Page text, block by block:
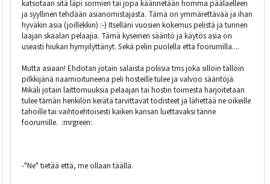
katsotaan sitä läpi sormien tai jopa käännetään homma päälaelleen
ja syyllinen tehdään asianomistajasta. Tämä on ymmärettävää ja ihan
hyväkin asia (joillekkin) :-) Itselläni vuosien kokemus pelistä ja tunnen
laajan skaalan pelaajia. Tämä kyseinen sääntö ja käytös asia on
useasti hiukan hymyilyttänyt. Sekä pelin puolella että foorumilla....
Mutta asiaan! Ehdotan jotain salaista poliisia tms joka silloin tällöin
pilkkijänä naamioituneena peli hosteille tulee ja valvoo sääntöjä.
Mikäli jotain laittomuuksia pelaajan tai hostin toimesta harjoitetaan
tulee tämän henkilön kerätä tarvittavat todisteet ja lähettää ne oikeille
tahoille tai vaihtoehtoisesti kaiken kansan luettavaksi tänne
foorumille. :mrgreen:
-"Ne" tietää että, me ollaan täällä.